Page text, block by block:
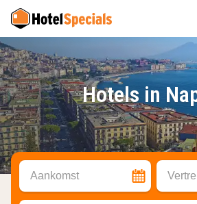
Hotels in
Aankomst